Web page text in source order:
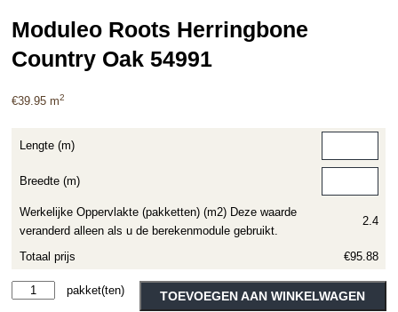
Moduleo Roots Herringbone
Country Oak 54991
€39.95 m2
Lengte (m)
Breedte (m)
Werkelijke Oppervlakte (pakketten) (m2) Deze waarde
veranderd alleen als u de berekenmodule gebruikt.
2.4
Totaal prijs €95.88
Moduleo
TOEVOEGEN AAN WINKELWAGEN
Alternative: